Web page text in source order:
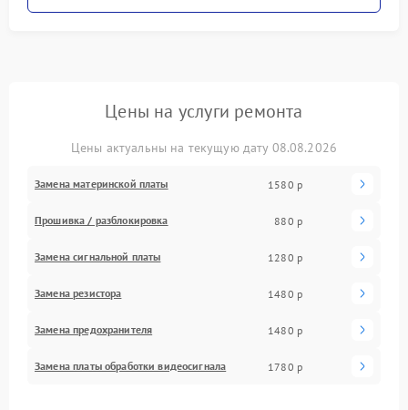
Цены на услуги ремонта
Цены актуальны на текущую дату 08.08.2026
Замена материнской платы 1580 р
Прошивка / разблокировка 880 р
Замена сигнальной платы 1280 р
Замена резистора 1480 р
Замена предохранителя 1480 р
Замена платы обработки видеосигнала 1780 р